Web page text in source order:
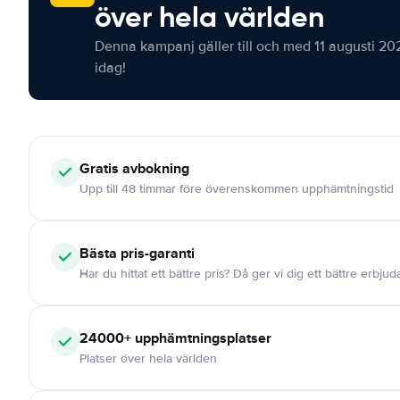
över hela världen
Denna kampanj gäller till och med 11 augusti
idag!
Gratis avbokning
Upp till 48 timmar före överenskommen upphämtningstid
Bästa pris-garanti
Har du hittat ett bättre pris? Då ger vi dig ett bättre
24000+ upphämtningsplatser
Platser över hela världen